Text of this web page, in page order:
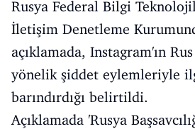
Rusya Federal Bilgi
İletişim Denetleme
açıklamada, Instagram'ın
yönelik şiddet eylemleriyle
barındırdığı belirtildi.
Açıklamada 'Rusya